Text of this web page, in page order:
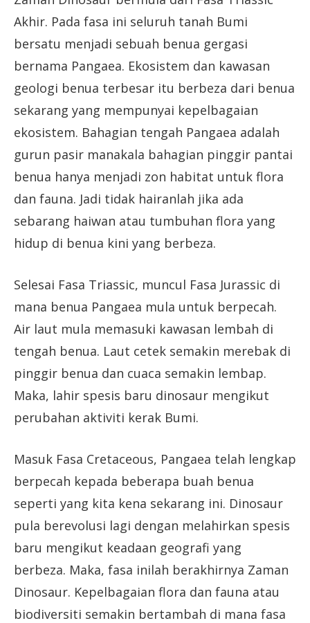
Akhir. Pada fasa ini seluruh tanah Bumi
bersatu menjadi sebuah benua gergasi
bernama Pangaea. Ekosistem dan kawasan
geologi benua terbesar itu berbeza dari benua
sekarang yang mempunyai kepelbagaian
ekosistem. Bahagian tengah Pangaea adalah
gurun pasir manakala bahagian pinggir pantai
benua hanya menjadi zon habitat untuk flora
dan fauna. Jadi tidak hairanlah jika ada
sebarang haiwan atau tumbuhan flora yang
hidup di benua kini yang berbeza.
Selesai Fasa Triassic, muncul Fasa Jurassic di
mana benua Pangaea mula untuk berpecah.
Air laut mula memasuki kawasan lembah di
tengah benua. Laut cetek semakin merebak di
pinggir benua dan cuaca semakin lembap.
Maka, lahir spesis baru dinosaur mengikut
perubahan aktiviti kerak Bumi.
Masuk Fasa Cretaceous, Pangaea telah lengkap
berpecah kepada beberapa buah benua
seperti yang kita kena sekarang ini. Dinosaur
pula berevolusi lagi dengan melahirkan spesis
baru mengikut keadaan geografi yang
berbeza. Maka, fasa inilah berakhirnya Zaman
Dinosaur. Kepelbagaian flora dan fauna atau
biodiversiti semakin bertambah di mana fasa